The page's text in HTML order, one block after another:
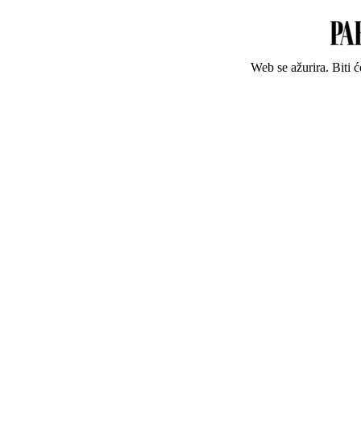
Web se ažurira. Biti